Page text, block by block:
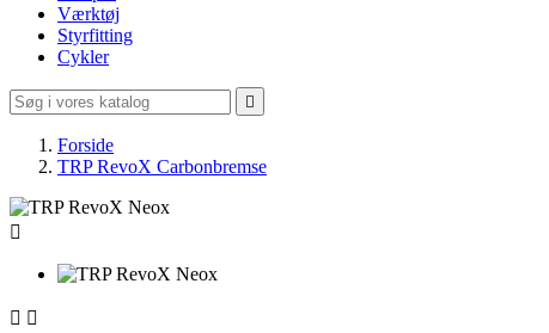
Værktøj
Styrfitting
Cykler

Forside
TRP RevoX Carbonbremse

 